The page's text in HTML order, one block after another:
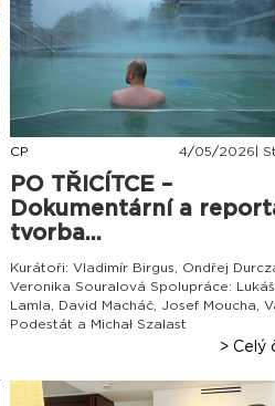
CP 4/05/2026|
PO TŘICÍTCE –
Dokumentární a
tvorba...
Kurátoři: Vladimír Birgus, Ondřej
Veronika Souralová Spolupráce: Lukáš
Lamla, David Macháč, Josef Moucha,
Podestát a Michał Szalast
> Celý